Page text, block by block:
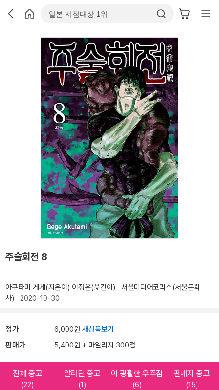
주술회전 8
아쿠타미 게게(지은이) 이정운(옮긴이)
서울미디어코믹스(서울문화
사) 2020-10-30
정가 6,000원 새상품보기
판매가 5,400원 + 마일리지 300점
전체 중고
(22)
알라딘 중고
(1)
이 광활한 우주점
(6)
판매자 중고
(15)